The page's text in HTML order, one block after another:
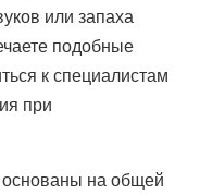
или запаха
подобные
к специалистам
при
основаны на общей